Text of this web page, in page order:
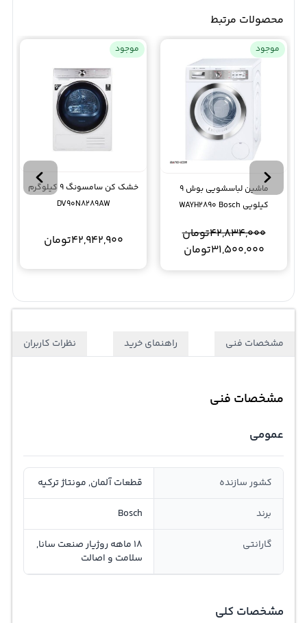
محصولات مرتبط
موجود
ماشین لباسشویی بوش 9
کیلویی WAYH2890 Bosch
31,500,000تومان
42,834,000تومان
موجود
خشک کن سامسونگ 9 کیلوگرم
DV90N8289AW
42,942,900تومان
مشخصات فنی راهنمای خرید نظرات کاربران
مشخصات فنی
عمومی
کشور سازنده قطعات آلمان, مونتاژ ترکیه
برند Bosch
گارانتی
18 ماهه روژیار صنعت سانا,
سلامت و اصالت
مشخصات کلی